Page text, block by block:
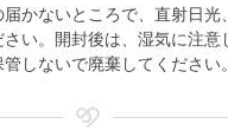
かないところで、直射日光
い。開封後は、湿気に注意
しないで廃棄してください。